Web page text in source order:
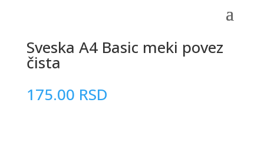
Sveska A4 Basic meki povez
čista
175.00 RSD